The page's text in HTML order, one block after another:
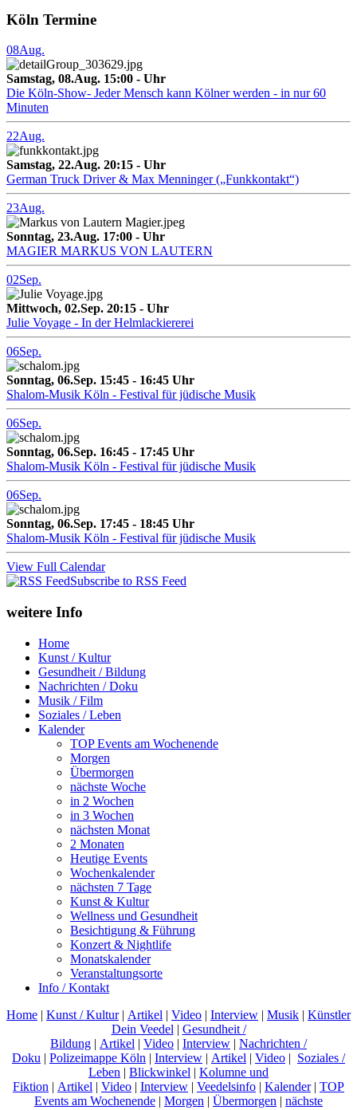
Köln Termine
08Aug.
Samstag, 08.Aug. 15:00 - Uhr
Die Köln-Show- Jeder Mensch kann Kölner werden - in nur 60
Minuten
22Aug.
Samstag, 22.Aug. 20:15 - Uhr
German Truck Driver & Max Menninger („Funkkontakt“)
23Aug.
Sonntag, 23.Aug. 17:00 - Uhr
MAGIER MARKUS VON LAUTERN
02Sep.
Mittwoch, 02.Sep. 20:15 - Uhr
Julie Voyage - In der Helmlackiererei
06Sep.
Sonntag, 06.Sep. 15:45 - 16:45 Uhr
Shalom-Musik Köln - Festival für jüdische Musik
06Sep.
Sonntag, 06.Sep. 16:45 - 17:45 Uhr
Shalom-Musik Köln - Festival für jüdische Musik
06Sep.
Sonntag, 06.Sep. 17:45 - 18:45 Uhr
Shalom-Musik Köln - Festival für jüdische Musik
View Full Calendar
Subscribe to RSS Feed
weitere Info
Home
Kunst / Kultur
Gesundheit / Bildung
Nachrichten / Doku
Musik / Film
Soziales / Leben
Kalender
TOP Events am Wochenende
Morgen
Übermorgen
nächste Woche
in 2 Wochen
in 3 Wochen
nächsten Monat
2 Monaten
Heutige Events
Wochenkalender
nächsten 7 Tage
Kunst & Kultur
Wellness und Gesundheit
Besichtigung & Führung
Konzert & Nightlife
Monatskalender
Veranstaltungsorte
Info / Kontakt
Home | Kunst / Kultur| Artikel | Video | Interview | Musik | Künstler
Dein Veedel | Gesundheit /
Bildung | Artikel | Video | Interview | Nachrichten /
Doku | Polizeimappe Köln | Interview | Artikel | Video | Soziales /
Leben | Blickwinkel | Kolumne und
Fiktion | Artikel | Video | Interview | Veedelsinfo | Kalender| TOP
Events am Wochenende | Morgen | Übermorgen | nächste